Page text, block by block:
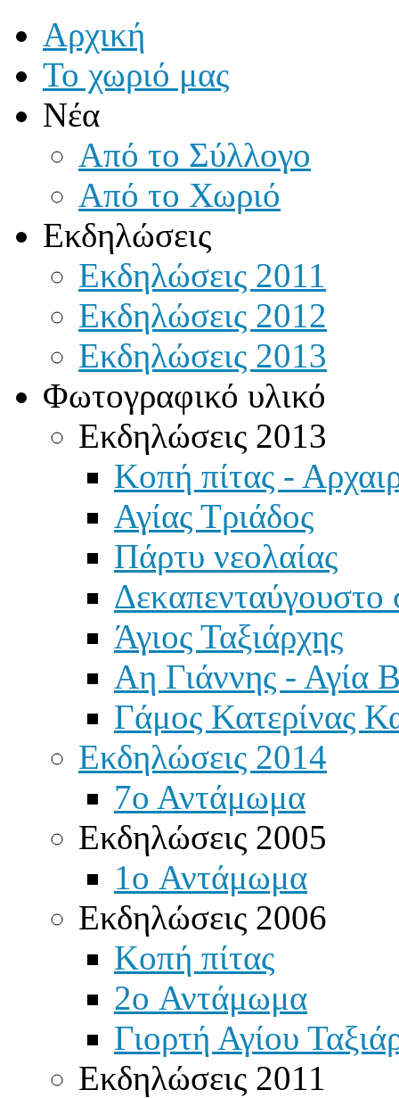
Αρχική
Το χωριό μας
Νέα
Από το Σύλλογο
Από το Χωριό
Εκδηλώσεις
Εκδηλώσεις 2011
Εκδηλώσεις 2012
Εκδηλώσεις 2013
Φωτογραφικό υλικό
Εκδηλώσεις 2013
Κοπή πίτας -
Αγίας Τριάδος
Πάρτυ νεολαίας
Δεκαπενταύγουστο
Άγιος Ταξιάρχης
Αη Γιάννης - Αγία
Γάμος Κατερίνας
Εκδηλώσεις 2014
7ο Αντάμωμα
Εκδηλώσεις 2005
1o Αντάμωμα
Εκδηλώσεις 2006
Κοπή πίτας
2o Αντάμωμα
Γιορτή Αγίου
Εκδηλώσεις 2011